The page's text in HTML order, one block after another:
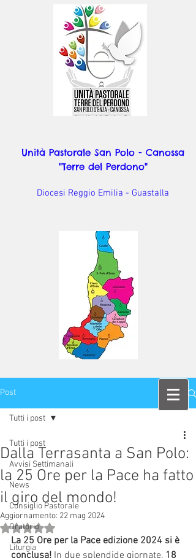
Unità Pastorale San Polo - Canossa
"Terre del Perdono"
Diocesi Reggio Emilia - Guastalla
Post
Tutti i post
Avvisi Settimanali
News
Consiglio Pastorale
Oratorio
Liturgia
Tutti i post
Dalla Terrasanta a San Polo:
la 25 Ore per la Pace ha fatto
il giro del mondo!
Aggiornamento: 22 mag 2024
Valutazione NaN stelle su 5.
La 25 Ore per la Pace edizione 2024 si è
conclusa! In due splendide giornate, 18